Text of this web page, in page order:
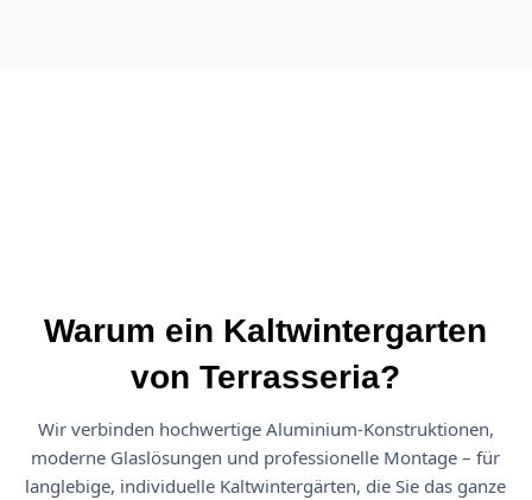
Warum ein Kaltwintergarten
von Terrasseria?
Wir verbinden hochwertige Aluminium-Konstruktionen,
moderne Glaslösungen und professionelle Montage – für
langlebige, individuelle Kaltwintergärten, die Sie das ganze